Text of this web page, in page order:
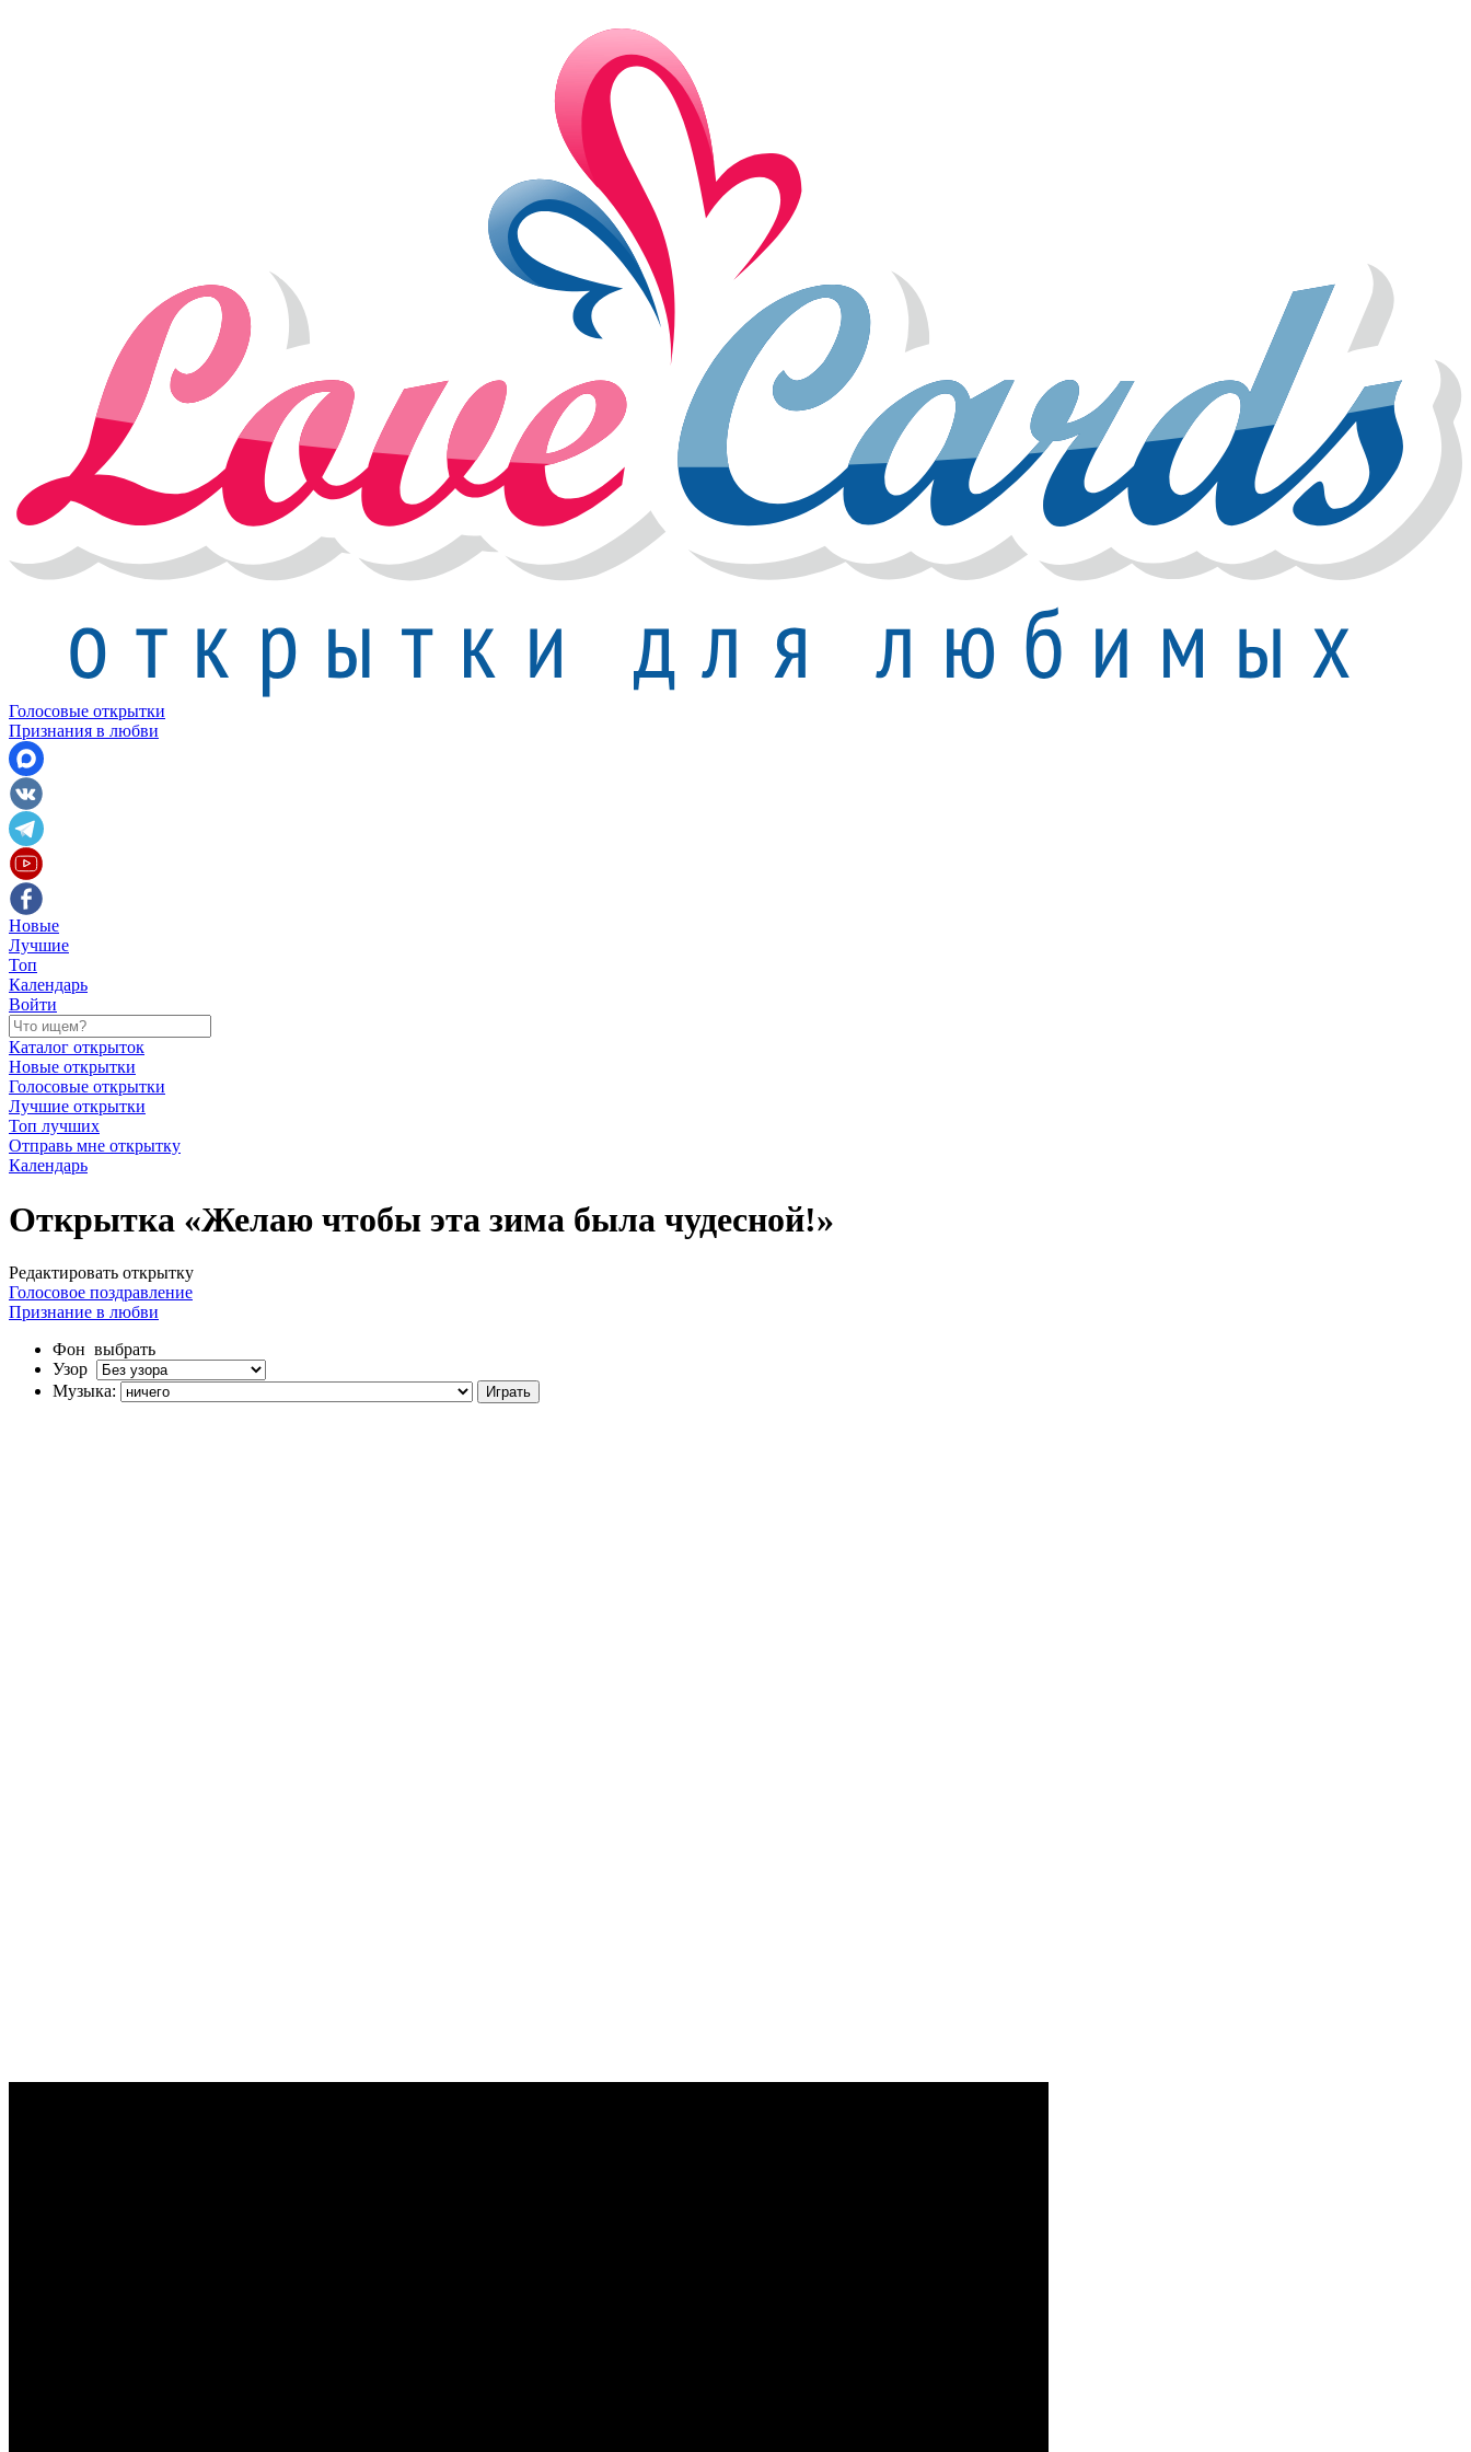
Голосовые открытки
Признания в любви
Новые
Лучшие
Топ
Календарь
Войти
Каталог открыток
Новые открытки
Голосовые открытки
Лучшие открытки
Топ лучших
Отправь мне открытку
Календарь
Открытка «Желаю чтобы эта зима была чудесной!»
Редактировать открытку
Голосовое поздравление
Признание в любви
Фон выбрать
Узор
Музыка: